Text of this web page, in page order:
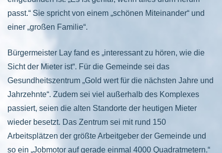
passt.“ Sie spricht von einem „schönen Miteinander“ und
einer „großen Familie“.
Bürgermeister Lay fand es „interessant zu hören, wie die
Sicht der Mieter ist“. Für die Gemeinde sei das
Gesundheitszentrum „Gold wert für die nächsten Jahre und
Jahrzehnte“. Zudem sei viel außerhalb des Komplexes
passiert, seien die alten Standorte der heutigen Mieter
wieder besetzt. Das Zentrum sei mit rund 150
Arbeitsplätzen der größte Arbeitgeber der Gemeinde und
so ein „Jobmotor auf gerade einmal 4000 Quadratmetern.“